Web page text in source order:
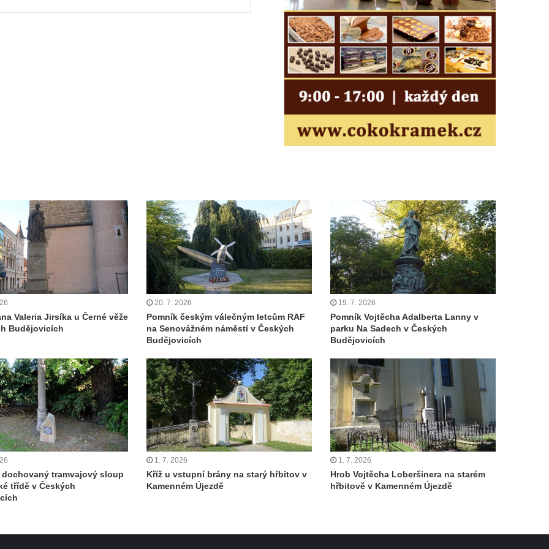
Valeria Jirsíka u Černé věže
Budějovicích
20. 7. 2026
Pomník českým válečným letcům RAF
na Senovážném náměstí v Českých
Budějovicích
19. 7. 2026
Pomník Vojtěcha Adalberta Lanny v
parku Na Sadech v Českých
Budějovicích
dochovaný tramvajový sloup
třídě v Českých
1. 7. 2026
Kříž u vstupní brány na starý hřbitov v
Kamenném Újezdě
1. 7. 2026
Hrob Vojtěcha Loberšinera na starém
hřbitově v Kamenném Újezdě